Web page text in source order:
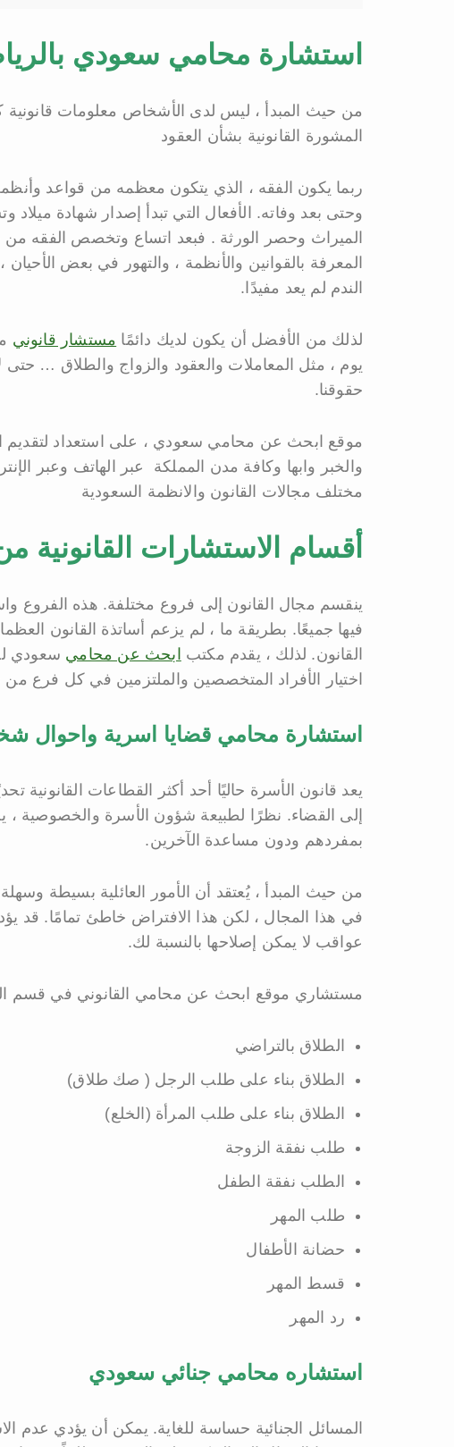
استشارة محامي سعودي
من حيث المبدأ ، ليس لدى الأشخاص معلومات قانونية
المشورة القانونية بشأن العقود
ربما يكون الفقه ، الذي يتكون معظمه من قواعد
وحتى بعد وفاته. الأفعال التي تبدأ إصدار شهادة
الميراث وحصر الورثة . فبعد اتساع وتخصص الفقه
المعرفة بالقوانين والأنظمة ، والتهور في بعض
الندم لم يعد مفيدًا.
لذلك من الأفضل أن يكون لديك دائمًا مستشار قانوني
يوم ، مثل المعاملات والعقود والزواج والطلاق …
حقوقنا.
موقع ابحث عن محامي سعودي ، على استعداد لتقديم
والخبر وابها وكافة مدن المملكة عبر الهاتف وعبر
مختلف مجالات القانون والانظمة السعودية
أقسام الاستشارات
ينقسم مجال القانون إلى فروع مختلفة. هذه الفروع
فيها جميعًا. بطريقة ما ، لم يزعم أساتذة القانون
القانون. لذلك ، يقدم مكتب ابحث عن محامي سعودي
اختيار الأفراد المتخصصين والملتزمين في كل فرع من
استشارة محامي قضايا اسرية واحوال
يعد قانون الأسرة حاليًا أحد أكثر القطاعات القانونية
إلى القضاء. نظرًا لطبيعة شؤون الأسرة والخصوصية ،
بمفردهم ودون مساعدة الآخرين.
من حيث المبدأ ، يُعتقد أن الأمور العائلية بسيطة
في هذا المجال ، لكن هذا الافتراض خاطئ تمامًا. قد
عواقب لا يمكن إصلاحها بالنسبة لك.
مستشاري موقع ابحث عن محامي القانوني في قسم
الطلاق بالتراضي
الطلاق بناء على طلب الرجل ( صك طلاق)
الطلاق بناء على طلب المرأة (الخلع)
طلب نفقة الزوجة
الطلب نفقة الطفل
طلب المهر
حضانة الأطفال
قسط المهر
رد المهر
استشاره محامي جنائي سعودي
المسائل الجنائية حساسة للغاية. يمكن أن يؤدي عدم